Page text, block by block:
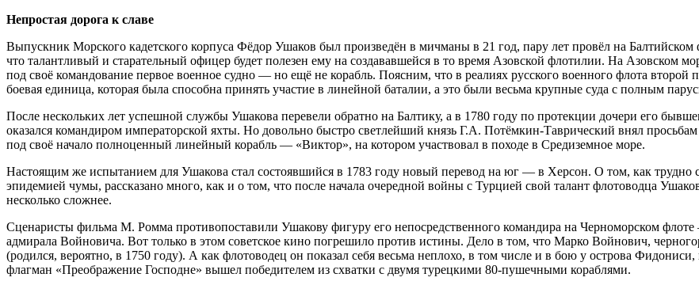
Непростая дорога к славе
Выпускник Морского кадетского корпуса Фёдор Ушаков был произведён в мичманы в 21 год, пару лет провёл на
что талантливый и старательный офицер будет полезен ему на создававшейся в то время Азовской флотилии. На Азовском
под своё командование первое военное судно — но ещё не корабль. Поясним, что в реалиях русского военного флота второй
боевая единица, которая была способна принять участие в линейной баталии, а это были весьма крупные суда с полным
После нескольких лет успешной службы Ушакова перевели обратно на Балтику, а в 1780 году по протекции дочери его
оказался командиром императорской яхты. Но довольно быстро светлейший князь Г.А. Потёмкин-Таврический внял
под своё начало полноценный линейный корабль — «Виктор», на котором участвовал в походе в Средиземное море.
Настоящим же испытанием для Ушакова стал состоявшийся в 1783 году новый перевод на юг — в Херсон. О том, как трудно
эпидемией чумы, рассказано много, как и о том, что после начала очередной войны с Турцией свой талант флотоводца
несколько сложнее.
Сценаристы фильма М. Ромма противопоставили Ушакову фигуру его непосредственного командира на Черноморском
адмирала Войновича. Вот только в этом советское кино погрешило против истины. Дело в том, что Марко Войнович,
(родился, вероятно, в 1750 году). А как флотоводец он показал себя весьма неплохо, в том числе и в бою у острова
флагман «Преображение Господне» вышел победителем из схватки с двумя турецкими 80-пушечными кораблями.